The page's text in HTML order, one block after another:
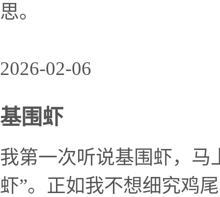
思。
2026-02-06
基围虾
我第一次听说基围虾，马
虾”。正如我不想细究鸡